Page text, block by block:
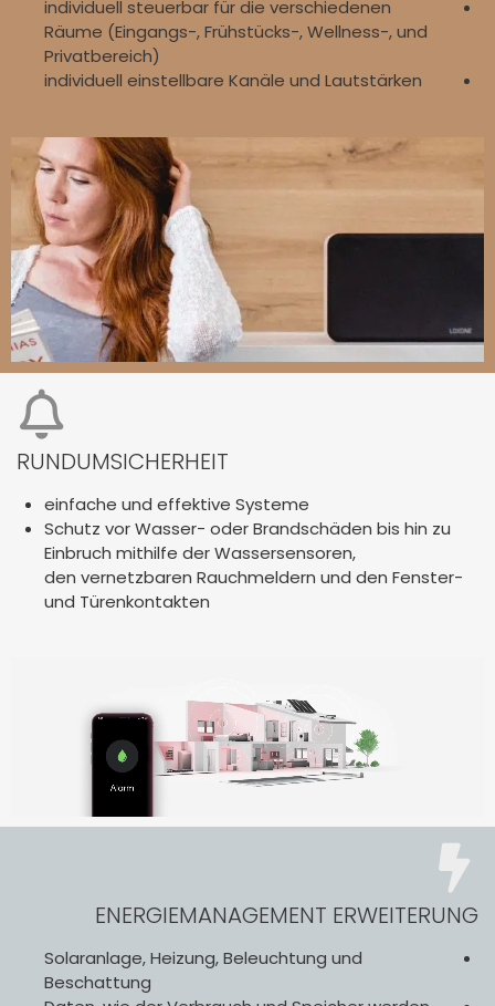
individuell steuerbar für die verschiedenen
Räume (Eingangs-, Frühstücks-, Wellness-, und
Privatbereich)
individuell einstellbare Kanäle und Lautstärken
RUNDUMSICHERHEIT
einfache und effektive Systeme
Schutz vor Wasser- oder Brandschäden bis hin zu
Einbruch mithilfe der Wassersensoren,
den vernetzbaren Rauchmeldern und den Fenster-
und Türenkontakten
ENERGIEMANAGEMENT ERWEITERUNG
Solaranlage, Heizung, Beleuchtung und
Beschattung